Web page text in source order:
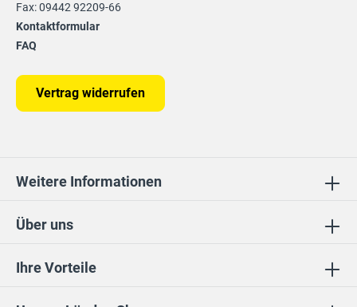
Ihre Vorteile
Über uns
Fax: 09442 92209-66
Kontaktformular
FAQ
Vertrag widerrufen
Weitere Informationen